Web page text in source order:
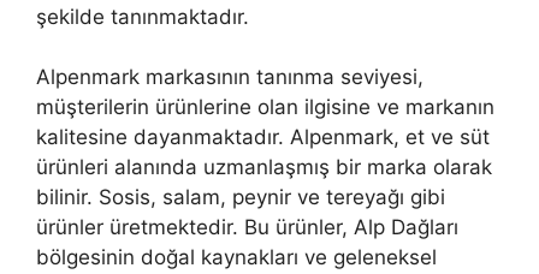
şekilde tanınmaktadır.
Alpenmark markasının tanınma seviyesi,
müşterilerin ürünlerine olan ilgisine ve markanın
kalitesine dayanmaktadır. Alpenmark, et ve süt
ürünleri alanında uzmanlaşmış bir marka olarak
bilinir. Sosis, salam, peynir ve tereyağı gibi
ürünler üretmektedir. Bu ürünler, Alp Dağları
bölgesinin doğal kaynakları ve geleneksel